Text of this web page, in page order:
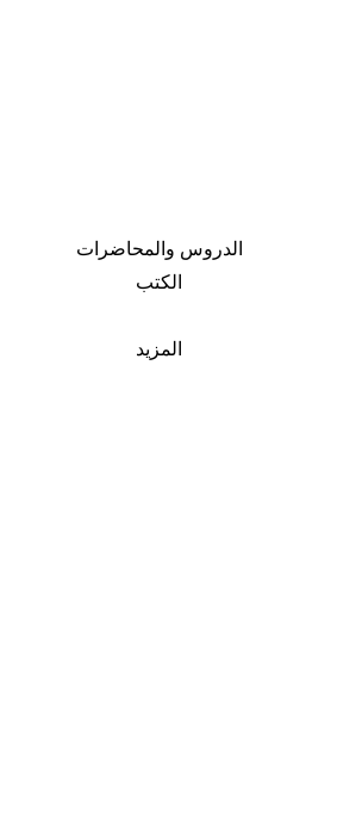
الدروس والمحاضرات
الكتب
المزيد